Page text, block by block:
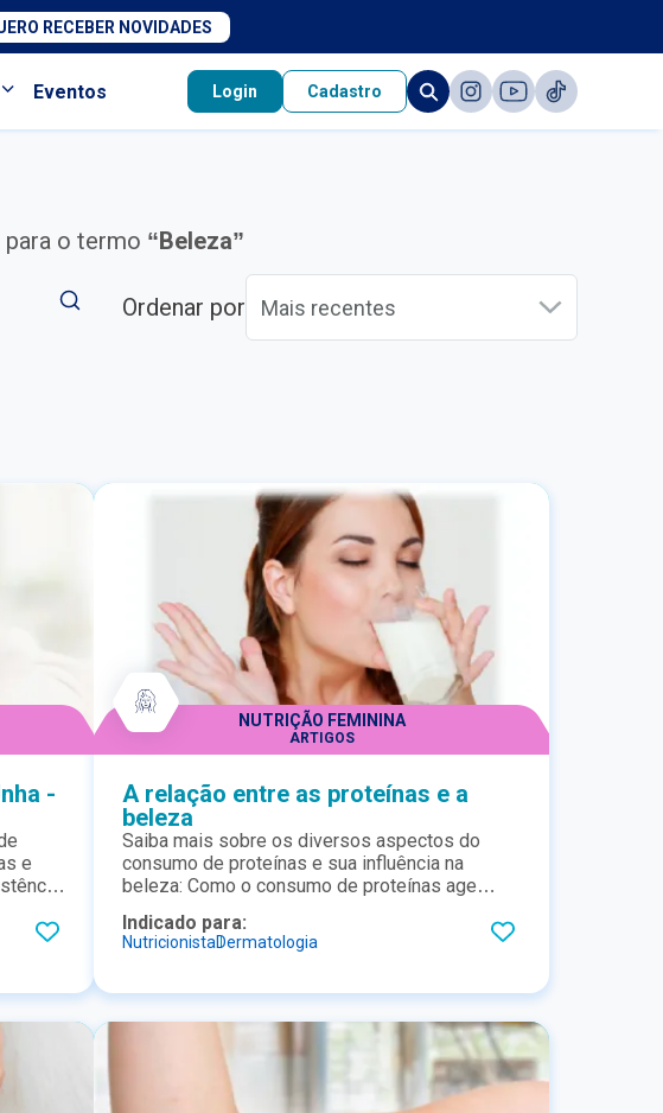
RECEBER NOVIDADES
Eventos Login Cadastro
para o termo “Beleza”
Ordenar por
-
NUTRIÇÃO FEMININA
ARTIGOS
A relação entre as proteínas e a
beleza
Saiba mais sobre os diversos aspectos do
consumo de proteínas e sua influência na
beleza: Como o consumo de proteínas age
de peso? Qual a importância de ter o consumo
de proteínas em quantidades adequadas e
ingestão de proteínas de alta
biodisponibilidade, como o whey protein,
colaboram para o bom funcionamento do
Indicado para:
NutricionistaDermatologia